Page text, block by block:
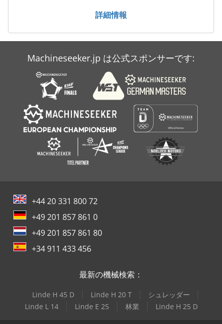
詳細情報
Machineseeker.jp は公式スポンサーです:
+44 20 331 800 72
+49 201 857 861 0
+49 201 857 861 80
+34 911 433 456
最新の機械検索：
Linde H 45 D Linde H 20 T
シュレッダー
Linde L 14
Linde E 25 林業 Linde H 25 D